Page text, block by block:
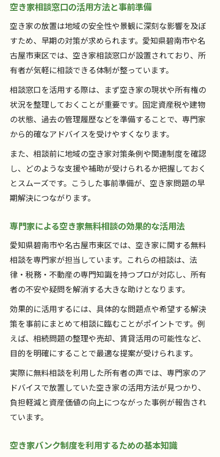
空き家相談窓口の活用方法と事前準備
空き家の放置は地域の安全性や景観に深刻な影響を及ぼ
すため、早期の対策が求められます。愛知県碧南市や名
古屋市東区では、空き家相談窓口が設置されており、所
有者が気軽に相談できる体制が整っています。
相談窓口を活用する際は、まず空き家の現状や所有権の
状況を整理しておくことが重要です。固定資産税や建物
の状態、過去の管理履歴などを準備することで、専門家
から的確なアドバイスを受けやすくなります。
また、相談前に地域の空き家対策条例や関連制度を確認
し、どのような支援や補助が受けられるか把握しておく
とスムーズです。こうした事前準備が、空き家問題の早
期解決につながります。
専門家による空き家無料相談の効果的な活用法
愛知県碧南市や名古屋市東区では、空き家に関する無料
相談を専門家が担当しています。これらの相談は、法
律・税務・不動産の専門知識を持つプロが対応し、所有
者の不安や疑問を解消する大きな助けとなります。
効果的に活用するには、具体的な問題点や希望する解決
策を事前にまとめて相談に臨むことがポイントです。例
えば、相続問題の整理や売却、賃貸活用の可能性など、
目的を明確にすることで最適な提案が受けられます。
実際に無料相談を利用した所有者の声では、専門家のア
ドバイスで放置していた空き家の活用方法が見つかり、
負担軽減と資産価値の向上につながった事例が報告され
ています。
空き家バンク制度を利用するための基本知識